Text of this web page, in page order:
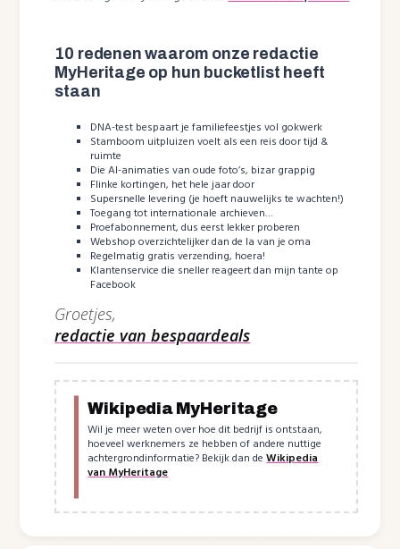
10 redenen waarom onze redactie
MyHeritage op hun bucketlist heeft
staan
DNA-test bespaart je familiefeestjes vol gokwerk
Stamboom uitpluizen voelt als een reis door tijd &
ruimte
Die AI-animaties van oude foto’s, bizar grappig
Flinke kortingen, het hele jaar door
Supersnelle levering (je hoeft nauwelijks te wachten!)
Toegang tot internationale archieven…
Proefabonnement, dus eerst lekker proberen
Webshop overzichtelijker dan de la van je oma
Regelmatig gratis verzending, hoera!
Klantenservice die sneller reageert dan mijn tante op
Facebook
Groetjes,
redactie van bespaardeals
Wikipedia MyHeritage
Wil je meer weten over hoe dit bedrijf is ontstaan,
hoeveel werknemers ze hebben of andere nuttige
achtergrondinformatie? Bekijk dan deWikipedia
van MyHeritage